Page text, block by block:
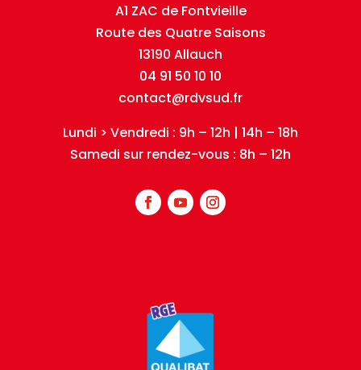
A1 ZAC de Fontvieille
Route des Quatre Saisons
13190 Allauch
04 91 50 10 10
contact@rdvsud.fr
Lundi > Vendredi : 9h – 12h | 14h – 18h
Samedi sur rendez-vous : 8h – 12h